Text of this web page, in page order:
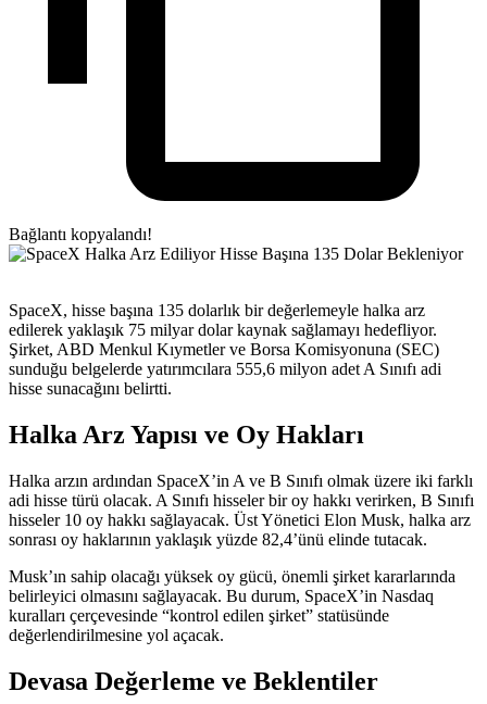
Bağlantı kopyalandı!
SpaceX, hisse başına 135 dolarlık bir değerlemeyle halka arz
edilerek yaklaşık 75 milyar dolar kaynak sağlamayı hedefliyor.
Şirket, ABD Menkul Kıymetler ve Borsa Komisyonuna (SEC)
sunduğu belgelerde yatırımcılara 555,6 milyon adet A Sınıfı adi
hisse sunacağını belirtti.
Halka Arz Yapısı ve Oy Hakları
Halka arzın ardından SpaceX’in A ve B Sınıfı olmak üzere iki farklı
adi hisse türü olacak. A Sınıfı hisseler bir oy hakkı verirken, B Sınıfı
hisseler 10 oy hakkı sağlayacak. Üst Yönetici Elon Musk, halka arz
sonrası oy haklarının yaklaşık yüzde 82,4’ünü elinde tutacak.
Musk’ın sahip olacağı yüksek oy gücü, önemli şirket kararlarında
belirleyici olmasını sağlayacak. Bu durum, SpaceX’in Nasdaq
kuralları çerçevesinde “kontrol edilen şirket” statüsünde
değerlendirilmesine yol açacak.
Devasa Değerleme ve Beklentiler